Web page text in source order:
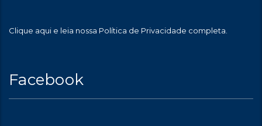
Clique aqui e leia nossa Política de Privacidade completa.
Facebook